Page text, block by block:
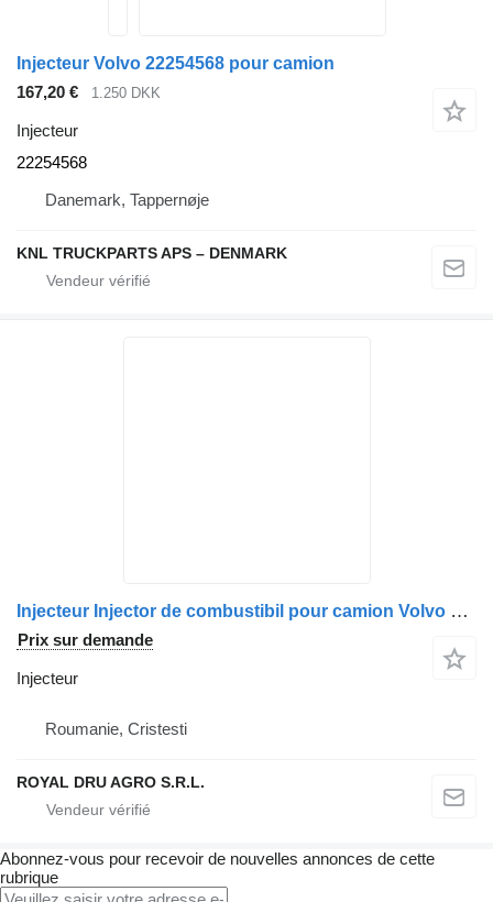
Injecteur Volvo 22254568 pour camion
167,20 €
1.250 DKK
Injecteur
22254568
Danemark, Tappernøje
KNL TRUCKPARTS APS – DENMARK
Injecteur Injector de combustibil pour camion Volvo 14932 3885
Prix sur demande
Injecteur
Roumanie, Cristesti
ROYAL DRU AGRO S.R.L.
Abonnez-vous pour recevoir de nouvelles annonces de cette
rubrique